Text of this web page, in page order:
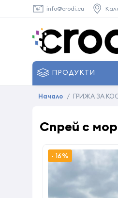
info@crodi.eu
ПРОДУКТИ
Начало / ГРИЖА ЗА
Спрей с
- 16%